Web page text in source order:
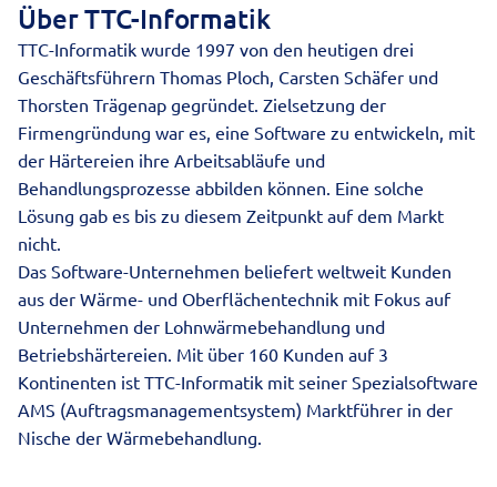
Über TTC-Informatik
TTC-Informatik wurde 1997 von den heutigen drei
Geschäftsführern Thomas Ploch, Carsten Schäfer und
Thorsten Trägenap gegründet. Zielsetzung der
Firmengründung war es, eine Software zu entwickeln, mit
der Härtereien ihre Arbeitsabläufe und
Behandlungsprozesse abbilden können. Eine solche
Lösung gab es bis zu diesem Zeitpunkt auf dem Markt
nicht.
Das Software-Unternehmen beliefert weltweit Kunden
aus der Wärme- und Oberflächentechnik mit Fokus auf
Unternehmen der Lohnwärmebehandlung und
Betriebshärtereien. Mit über 160 Kunden auf 3
Kontinenten ist TTC-Informatik mit seiner Spezialsoftware
AMS (Auftragsmanagementsystem) Marktführer in der
Nische der Wärmebehandlung.